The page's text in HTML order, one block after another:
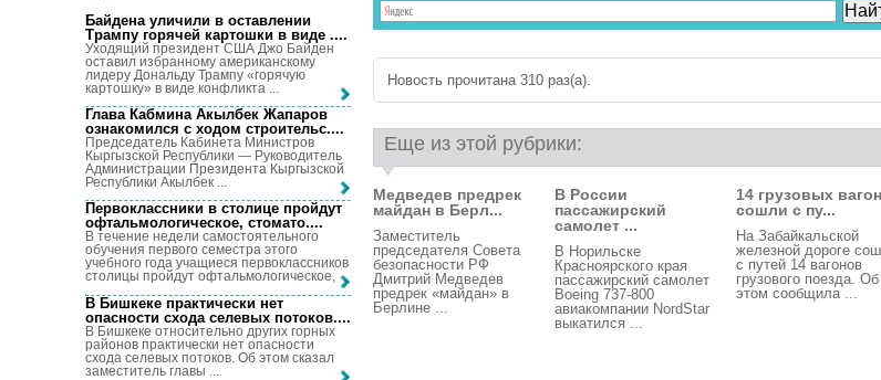
Новость прочитана 310 раз(a).
Еще из этой рубрики:
Медведев предрек
майдан в Берл...
Заместитель
председателя Совета
безопасности РФ
Дмитрий Медведев
предрек «майдан» в
Берлине ...
В России
пассажирский
самолет ...
В Норильске
Красноярского края
пассажирский самолет
Boeing 737-800
авиакомпании NordStar
выкатился ...
14 грузовых
сошли с пу...
На Забайкальской
железной дороге
с путей 14 вагонов
грузового поезда. Об
этом сообщила ...
Байдена уличили в оставлении
Трампу горячей картошки в виде ....
Уходящий президент США Джо Байден
оставил избранному американскому
лидеру Дональду Трампу «горячую
картошку» в виде конфликта ...
Глава Кабмина Акылбек Жапаров
ознакомился с ходом строительс....
Председатель Кабинета Министров
Кыргызской Республики — Руководитель
Администрации Президента Кыргызской
Республики Акылбек ...
Первоклассники в столице пройдут
офтальмологическое, стомато....
В течение недели самостоятельного
обучения первого семестра этого
учебного года учащиеся первоклассников
столицы пройдут офтальмологическое, ...
В Бишкеке практически нет
опасности схода селевых потоков....
В Бишкеке относительно других горных
районов практически нет опасности
схода селевых потоков. Об этом сказал
заместитель главы ...